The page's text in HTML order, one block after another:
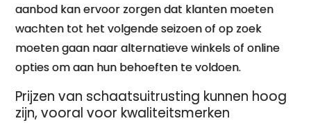
aanbod kan ervoor zorgen dat klanten moeten
wachten tot het volgende seizoen of op zoek
moeten gaan naar alternatieve winkels of online
opties om aan hun behoeften te voldoen.
Prijzen van schaatsuitrusting kunnen hoog
zijn, vooral voor kwaliteitsmerken